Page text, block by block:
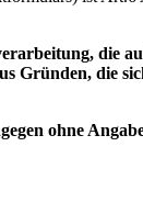
die
Gründen, die
ohne